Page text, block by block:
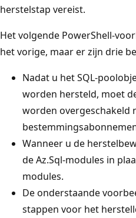
herstelstap vereist.
Het volgende PowerShell-
het vorige, maar er zijn drie
Nadat u het SQL-
worden hersteld, moet
worden overgeschakeld
Wanneer u de
de Az.Sql-modules in
modules.
De onderstaande
stappen voor het